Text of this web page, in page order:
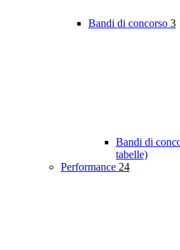
Bandi di concorso 3
Bandi di
tabelle)
Performance 24